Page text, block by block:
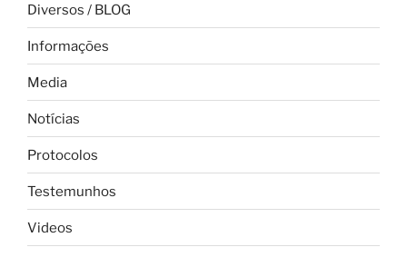
Diversos / BLOG
Informações
Media
Notícias
Protocolos
Testemunhos
Videos